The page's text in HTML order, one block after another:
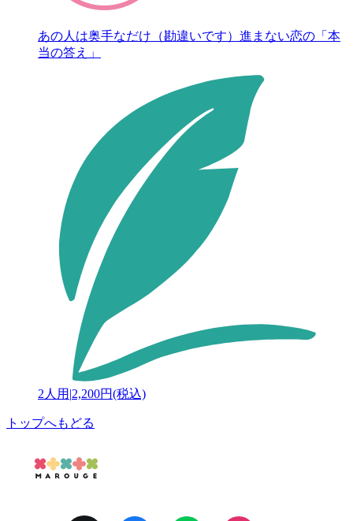
あの人は奥手なだけ（勘違いです）進まない恋の「本
当の答え」
2人用 |2,200円(税込)
トップへもどる